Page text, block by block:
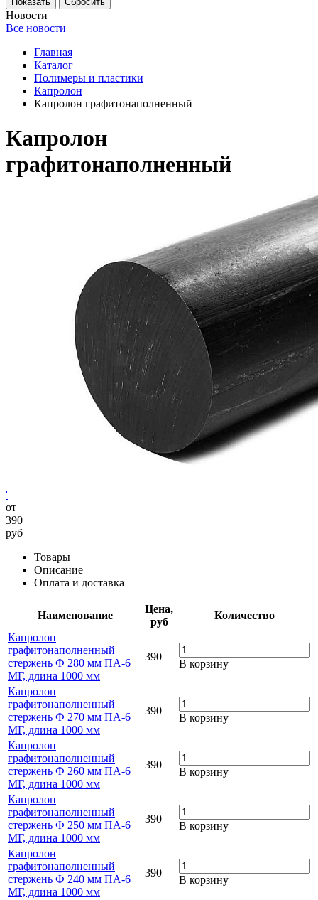
Новости
Все новости
Главная
Каталог
Полимеры и пластики
Капролон
Капролон графитонаполненный
Капролон
графитонаполненный
'
от
390
руб
Товары
Описание
Оплата и доставка
Наименование
Цена,
руб
Количество
Капролон
графитонаполненный
стержень Ф 280 мм ПА-6
МГ, длина 1000 мм
390
В корзину
Капролон
графитонаполненный
стержень Ф 270 мм ПА-6
МГ, длина 1000 мм
390
В корзину
Капролон
графитонаполненный
стержень Ф 260 мм ПА-6
МГ, длина 1000 мм
390
В корзину
Капролон
графитонаполненный
стержень Ф 250 мм ПА-6
МГ, длина 1000 мм
390
В корзину
Капролон
графитонаполненный
стержень Ф 240 мм ПА-6
МГ, длина 1000 мм
390
В корзину